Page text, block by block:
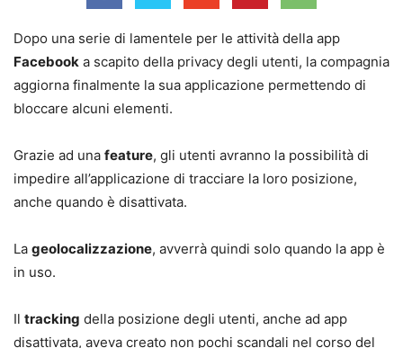
Dopo una serie di lamentele per le attività della app
Facebook a scapito della privacy degli utenti, la compagnia
aggiorna finalmente la sua applicazione permettendo di
bloccare alcuni elementi.
Grazie ad una feature, gli utenti avranno la possibilità di
impedire all’applicazione di tracciare la loro posizione,
anche quando è disattivata.
La geolocalizzazione, avverrà quindi solo quando la app è
in uso.
Il tracking della posizione degli utenti, anche ad app
disattivata, aveva creato non pochi scandali nel corso del